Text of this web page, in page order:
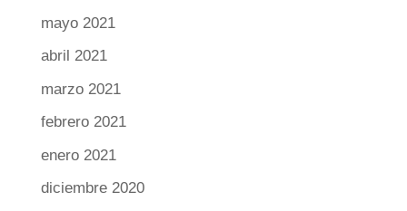
mayo 2021
abril 2021
marzo 2021
febrero 2021
enero 2021
diciembre 2020